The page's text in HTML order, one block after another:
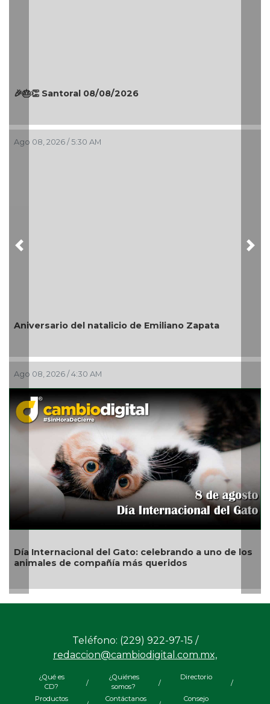
Manuel Turizo y Nicho Hinojosa en el Festival del
Ago 07, 2026 / 11:36 PM
En marcha trabajos de rehabilitación en avenida 20
de Noviembre; habrá reducción a un carril
Ago 07, 2026 / 10:31 PM
San Andrés Tuxtla alista su Festival Internacional
de Globos de Papel
Previous
Teléfono: (229) 922-97-15 /
redaccion@cambiodigital.com.mx,
¿Qué es
CD?
/
¿Quiénes
somos?
/
Directorio
/
Productos
Contáctanos Consejo